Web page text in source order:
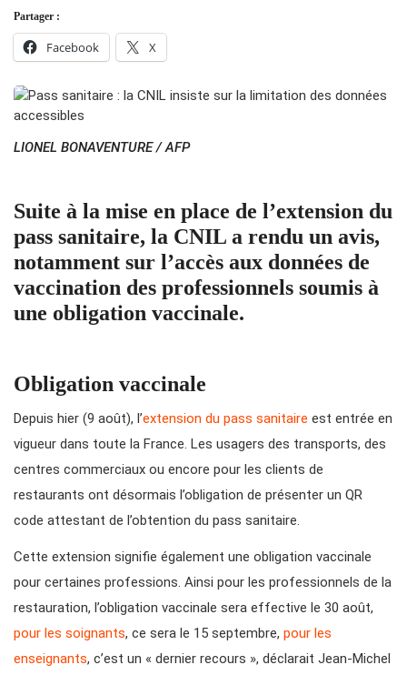
Partager :
Facebook X
LIONEL BONAVENTURE / AFP
Suite à la mise en place de l’extension du
pass sanitaire, la CNIL a rendu un avis,
notamment sur l’accès aux données de
vaccination des professionnels soumis à
une obligation vaccinale.
Obligation vaccinale
Depuis hier (9 août), l’extension du pass sanitaire est entrée en
vigueur dans toute la France. Les usagers des transports, des
centres commerciaux ou encore pour les clients de
restaurants ont désormais l’obligation de présenter un QR
code attestant de l’obtention du pass sanitaire.
Cette extension signifie également une obligation vaccinale
pour certaines professions. Ainsi pour les professionnels de la
restauration, l’obligation vaccinale sera effective le 30 août,
pour les soignants, ce sera le 15 septembre, pour les
enseignants, c’est un « dernier recours », déclarait Jean-Michel